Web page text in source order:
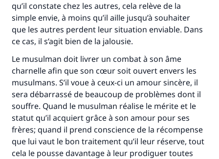
qu’il constate chez les autres, cela relève de la
simple envie, à moins qu’il aille jusqu’à souhaiter
que les autres perdent leur situation enviable. Dans
ce cas, il s’agit bien de la jalousie.
Le musulman doit livrer un combat à son âme
charnelle afin que son cœur soit ouvert envers les
musulmans. S’il voue à ceux-ci un amour sincère, il
sera débarrassé de beaucoup de problèmes dont il
souffre. Quand le musulman réalise le mérite et le
statut qu’il acquiert grâce à son amour pour ses
frères; quand il prend conscience de la récompense
que lui vaut le bon traitement qu’il leur réserve, tout
cela le pousse davantage à leur prodiguer toutes